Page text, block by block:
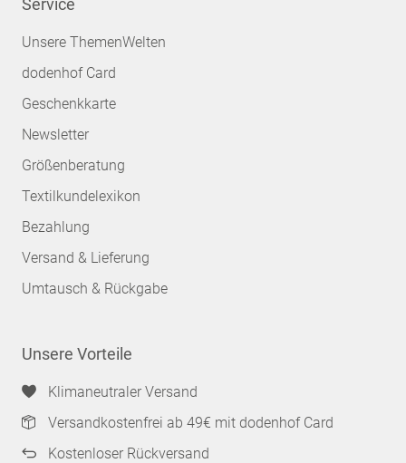
Service
Unsere ThemenWelten
dodenhof Card
Geschenkkarte
Newsletter
Größenberatung
Textilkundelexikon
Bezahlung
Versand & Lieferung
Umtausch & Rückgabe
Unsere Vorteile
Klimaneutraler Versand
Versandkostenfrei ab 49€ mit dodenhof Card
Kostenloser Rückversand